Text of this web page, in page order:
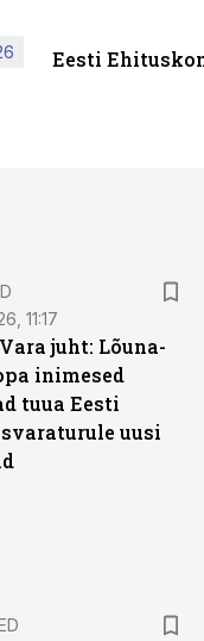
Eesti
11:17
juht: Lõuna-
inimesed
tuua Eesti
uusi